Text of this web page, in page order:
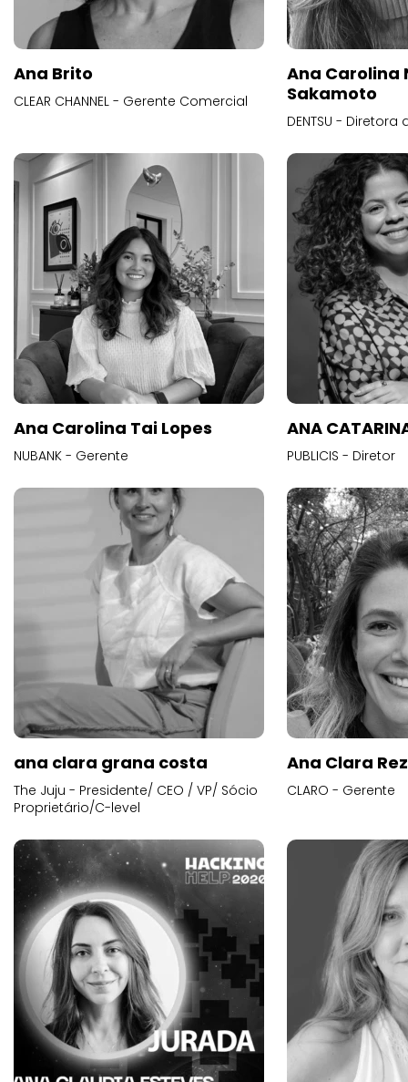
Ana Brito
CLEAR CHANNEL - Gerente Comercial
Ana Carolina
Sakamoto
DENTSU -
Ana Carolina Tai Lopes
NUBANK - Gerente
ANA
PUBLICIS - Diretor
ana clara grana costa
The Juju - Presidente/ CEO / VP/ Sócio
Proprietário/C-level
Ana Clara
CLARO - Gerente